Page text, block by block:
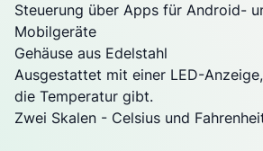
Steuerung über Apps für Android-
Mobilgeräte
Gehäuse aus Edelstahl
Ausgestattet mit einer LED-
die Temperatur gibt.
Zwei Skalen - Celsius und